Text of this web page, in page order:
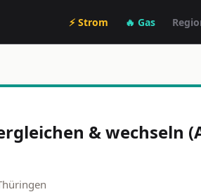
⚡ Strom 🔥 Gas
& wechseln